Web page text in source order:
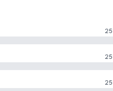
25
25
25